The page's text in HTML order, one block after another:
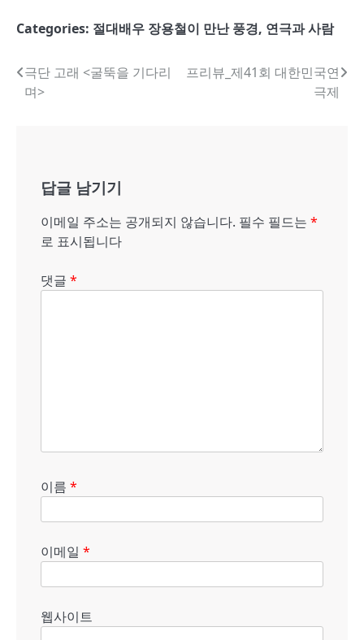
Categories: 절대배우 장용철이 만난 풍경, 연극과 사람
글
내
극단 고래 <굴뚝을 기다리
며>
프리뷰_제41회 대한민국연
극제
답글 남기기
이메일 주소는 공개되지 않습니다. 필수 필드는 *
로 표시됩니다
댓글 *
이름 *
이메일 *
웹사이트